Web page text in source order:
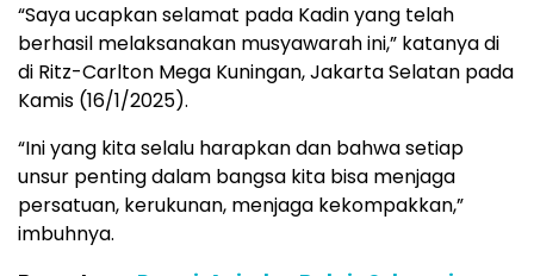
“Saya ucapkan selamat pada Kadin yang telah
berhasil melaksanakan musyawarah ini,” katanya di
di Ritz-Carlton Mega Kuningan, Jakarta Selatan pada
Kamis (16/1/2025).
“Ini yang kita selalu harapkan dan bahwa setiap
unsur penting dalam bangsa kita bisa menjaga
persatuan, kerukunan, menjaga kekompakkan,”
imbuhnya.